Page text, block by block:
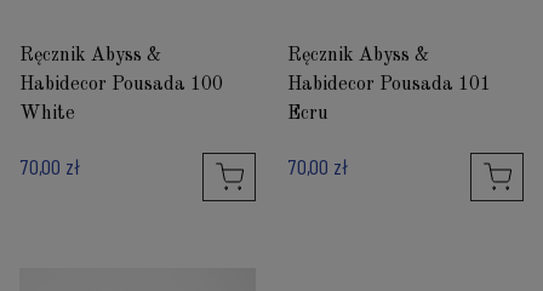
Ręcznik Abyss &
Habidecor Pousada 100
White
70,00 zł
Ręcznik Abyss &
Habidecor Pousada 101
Ecru
70,00 zł